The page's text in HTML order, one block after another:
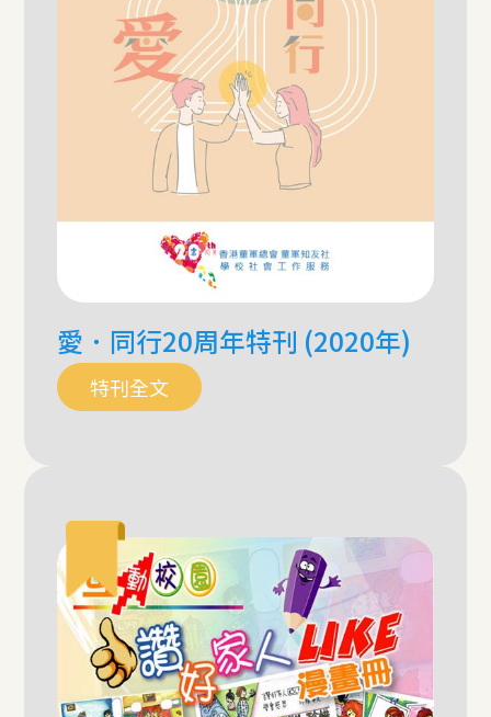
愛．同行20周年特刊 (2020年)
特刊全文